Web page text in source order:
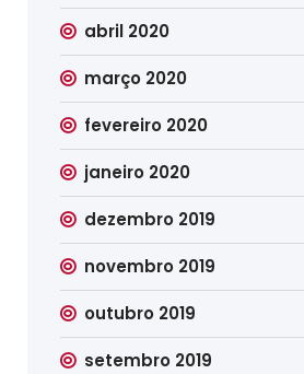
abril 2020
março 2020
fevereiro 2020
janeiro 2020
dezembro 2019
novembro 2019
outubro 2019
setembro 2019